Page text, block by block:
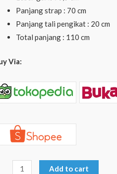
Panjang strap : 70 cm
Panjang tali pengikat : 20 cm
Total panjang : 110 cm
Via:
Add to cart